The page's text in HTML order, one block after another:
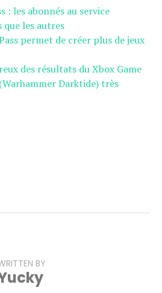
: les abonnés au service
les autres
permet de créer plus de jeux
des résultats du Xbox Game
Darktide) très
BY